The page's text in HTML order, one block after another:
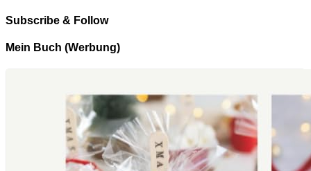
Subscribe & Follow
Mein Buch (Werbung)